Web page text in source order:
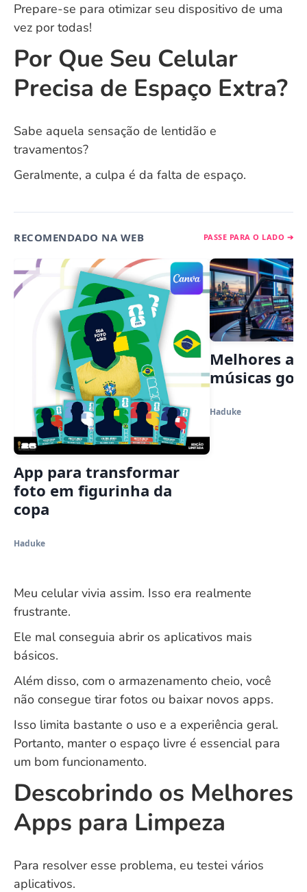
Prepare-se para otimizar seu dispositivo de uma
vez por todas!
Por Que Seu Celular
Precisa de Espaço Extra?
Sabe aquela sensação de lentidão e
travamentos?
Geralmente, a culpa é da falta de espaço.
RECOMENDADO NA WEB PASSE PARA O LADO ➔
App para transformar
foto em figurinha da
copa
Haduke
Melhores
músicas
Haduke
Meu celular vivia assim. Isso era realmente
frustrante.
Ele mal conseguia abrir os aplicativos mais
básicos.
Além disso, com o armazenamento cheio, você
não consegue tirar fotos ou baixar novos apps.
Isso limita bastante o uso e a experiência geral.
Portanto, manter o espaço livre é essencial para
um bom funcionamento.
Descobrindo os Melhores
Apps para Limpeza
Para resolver esse problema, eu testei vários
aplicativos.